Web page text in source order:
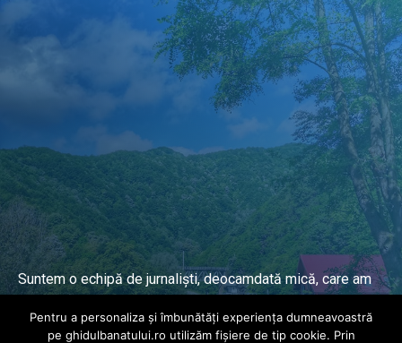
Suntem o echipă de jurnaliști, deocamdată mică, care am
lucrat și lucrăm în presa locală și națională de mai mulți
ani.
Pentru a personaliza și îmbunătăți experiența dumneavoastră
pe ghidulbanatului.ro utilizăm fișiere de tip cookie. Prin